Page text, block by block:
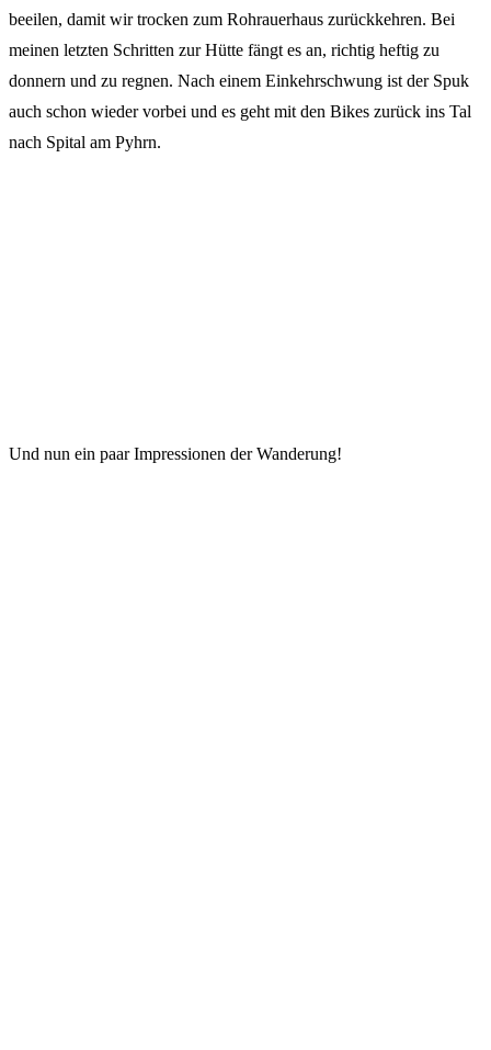
beeilen, damit wir trocken zum Rohrauerhaus zurückkehren. Bei
meinen letzten Schritten zur Hütte fängt es an, richtig heftig zu
donnern und zu regnen. Nach einem Einkehrschwung ist der Spuk
auch schon wieder vorbei und es geht mit den Bikes zurück ins Tal
nach Spital am Pyhrn.
Und nun ein paar Impressionen der Wanderung!